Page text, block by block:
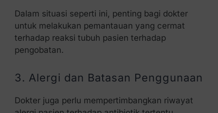
Dalam situasi seperti ini, penting bagi dokter
untuk melakukan pemantauan yang cermat
terhadap reaksi tubuh pasien terhadap
pengobatan.
3. Alergi dan Batasan Penggunaan
Dokter juga perlu mempertimbangkan riwayat